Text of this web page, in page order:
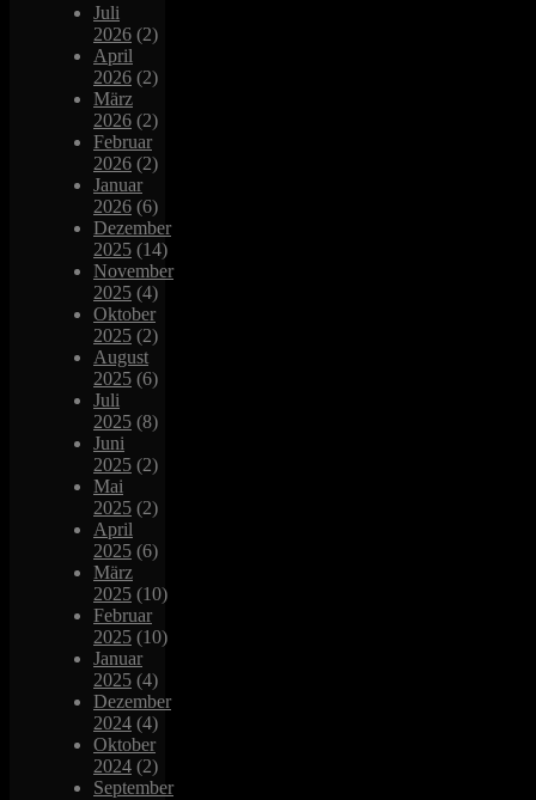
Juli
2026 (2)
April
2026 (2)
März
2026 (2)
Februar
2026 (2)
Januar
2026 (6)
Dezember
2025 (14)
November
2025 (4)
Oktober
2025 (2)
August
2025 (6)
Juli
2025 (8)
Juni
2025 (2)
Mai
2025 (2)
April
2025 (6)
März
2025 (10)
Februar
2025 (10)
Januar
2025 (4)
Dezember
2024 (4)
Oktober
2024 (2)
September